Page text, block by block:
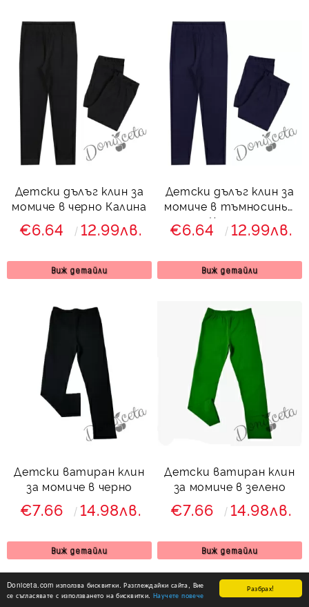
Разбрах!
Doniceta.com използва бисквитки. Разглеждайки сайта, Вие
се съгласявате с използването на бисквитки. Научете повече
Детски дълъг клин за
момиче в черно Калина
€6.64 12.99лв.
Виж детайли
Детски дълъг клин за
момиче в тъмносиньо
Калина
€6.64 12.99лв.
Виж детайли
Детски ватиран клин
за момиче в черно
€7.66 14.98лв.
Виж детайли
Детски ватиран клин
за момиче в зелено
€7.66 14.98лв.
Виж детайли